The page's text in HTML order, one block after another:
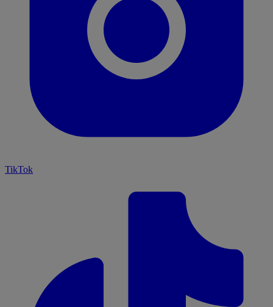
TikTok